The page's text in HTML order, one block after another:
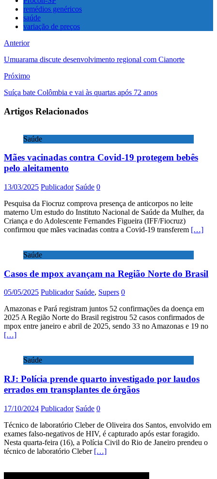
remédios genéricos
saúde
variação de preços
Anterior
Umuarama discute desenvolvimento regional com Cianorte
Próximo
Suíça bate Colômbia e vai às quartas após 72 anos
Artigos Relacionados
Saúde
Mães vacinadas contra Covid-19 protegem bebês
pelo aleitamento
13/03/2025 Publicador Saúde 0
Pesquisa da Fiocruz comprova presença de anticorpos no leite
materno Um estudo do Instituto Nacional de Saúde da Mulher, da
Criança e do Adolescente Fernandes Figueira (IFF/Fiocruz)
confirmou que mães vacinadas contra a Covid-19 transferem […]
Saúde
Casos de mpox avançam na Região Norte do Brasil
05/05/2025 Publicador Saúde, Supers 0
Amazonas e Pará registram juntos 52 confirmações da doença em
2025 A Região Norte do Brasil registrou 52 casos confirmados de
mpox entre janeiro e abril de 2025, sendo 33 no Amazonas e 19 no
[…]
Saúde
RJ: Polícia prende quarto investigado por laudos
errados em transplantes de órgãos
17/10/2024 Publicador Saúde 0
Técnico de laboratório Cleber de Oliveira dos Santos, envolvido em
exames falso-negativos de HIV, é capturado após estar foragido.
Nesta quarta-feira (16), a Polícia Civil do Rio de Janeiro prendeu o
técnico de laboratório Cleber […]